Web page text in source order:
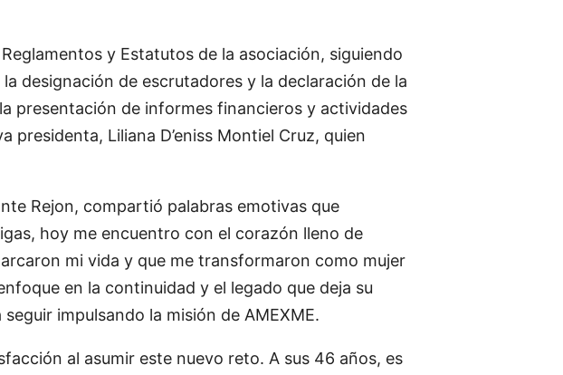
y Estatutos de la asociación, siguiendo
designación de escrutadores y la declaración de la
presentación de informes financieros y actividades
presidenta, Liliana D’eniss Montiel Cruz, quien
Rejon, compartió palabras emotivas que
hoy me encuentro con el corazón lleno de
mi vida y que me transformaron como mujer
en la continuidad y el legado que deja su
impulsando la misión de AMEXME.
al asumir este nuevo reto. A sus 46 años, es